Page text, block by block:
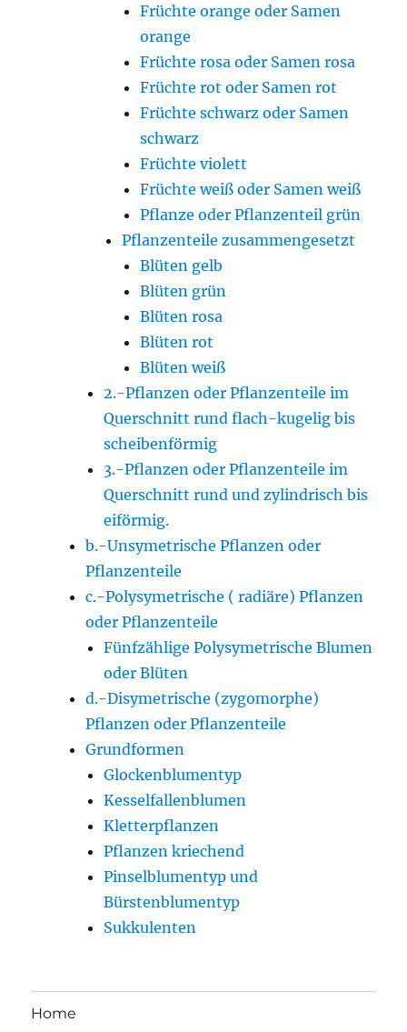
Früchte orange oder Samen
orange
Früchte rosa oder Samen rosa
Früchte rot oder Samen rot
Früchte schwarz oder Samen
schwarz
Früchte violett
Früchte weiß oder Samen weiß
Pflanze oder Pflanzenteil grün
Pflanzenteile zusammengesetzt
Blüten gelb
Blüten grün
Blüten rosa
Blüten rot
Blüten weiß
2.-Pflanzen oder Pflanzenteile im
Querschnitt rund flach-kugelig bis
scheibenförmig
3.-Pflanzen oder Pflanzenteile im
Querschnitt rund und zylindrisch bis
eiförmig.
b.-Unsymetrische Pflanzen oder
Pflanzenteile
c.-Polysymetrische ( radiäre) Pflanzen
oder Pflanzenteile
Fünfzählige Polysymetrische Blumen
oder Blüten
d.-Disymetrische (zygomorphe)
Pflanzen oder Pflanzenteile
Grundformen
Glockenblumentyp
Kesselfallenblumen
Kletterpflanzen
Pflanzen kriechend
Pinselblumentyp und
Bürstenblumentyp
Sukkulenten
Home